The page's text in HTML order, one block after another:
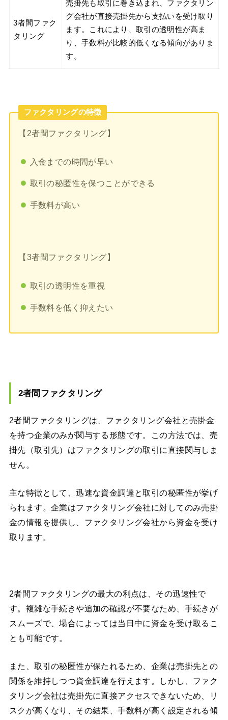
3者間ファク
タリング
売掛先も取引に巻き込まれ、ファクタリン
グ会社が直接売掛先から支払いを受け取り
ます。これにより、取引の透明性が高ま
り、手数料が比較的低くなる傾向がありま
す。
ファクタリングの特徴
【2者間ファクタリング】
入金までの時間が早い
取引の秘匿性を保つことができる
手数料が高い
【3者間ファクタリング】
取引の透明性を重視
手数料を低く抑えたい
2者間ファクタリング
2者間ファクタリングは、ファクタリング会社と売掛金
を持つ企業のみが関与する形態です。この方法では、売
掛先（取引先）はファクタリングの取引に直接関与しま
せん。
主な特徴として、迅速な資金調達と取引の秘匿性が挙げ
られます。企業はファクタリング会社に対してのみ売掛
金の情報を提供し、ファクタリング会社から資金を受け
取ります。
2者間ファクタリングの最大の利点は、その迅速性で
す。複雑な手続きや追加の確認が不要なため、手続きが
スムーズで、場合によっては当日中に資金を受け取るこ
とも可能です。
また、取引の秘匿性が保たれるため、企業は売掛先との
関係を維持しつつ資金調達を行えます。しかし、ファク
タリング会社は売掛先に直接アクセスできないため、リ
スクが高くなり、その結果、手数料が高く設定される傾